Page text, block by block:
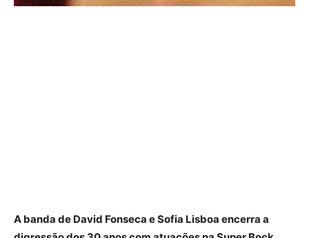
A banda de David Fonseca e Sofia Lisboa encerra a